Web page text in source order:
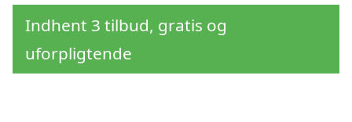
Indhent 3 tilbud, gratis og
uforpligtende